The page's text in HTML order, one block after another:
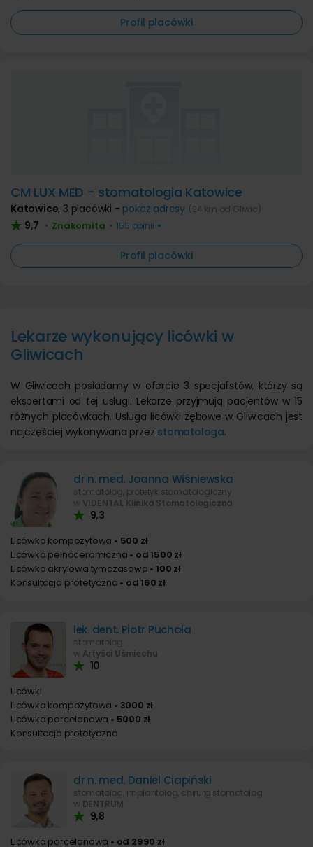
Profil placówki
CM LUX MED - stomatologia Katowice
Katowice,3 placówki - pokaż adresy (24 km od Gliwic)
9,7 • Znakomita • 155 opinii
Profil placówki
Lekarze wykonujący licówki w
Gliwicach
W Gliwicach posiadamy w ofercie 3 specjalistów, którzy są
ekspertami od tej usługi. Lekarze przyjmują pacjentów w 15
różnych placówkach. Usługa licówki zębowe w Gliwicach jest
najczęściej wykonywana przez stomatologa.
dr n. med. Joanna Wiśniewska
stomatolog, protetyk stomatologiczny
w VIDENTAL Klinika Stomatologiczna
9,3
Licówka kompozytowa • 500 zł
Licówka pełnoceramiczna • od 1500 zł
Licówka akrylowa tymczasowa • 100 zł
Konsultacja protetyczna • od 160 zł
lek. dent. Piotr Puchała
stomatolog
w Artyści Uśmiechu
10
Licówki
Licówka kompozytowa • 3000 zł
Licówka porcelanowa • 5000 zł
Konsultacja protetyczna
dr n. med. Daniel Ciapiński
stomatolog, implantolog, chirurg stomatolog
w DENTRUM
9,8
Licówka porcelanowa • od 2990 zł